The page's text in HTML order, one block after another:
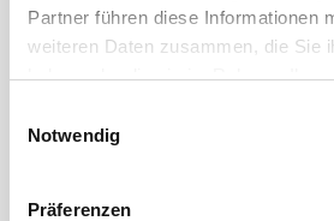
Partner führen diese Informationen
weiteren Daten zusammen, die Sie
haben oder die sie im Rahmen
Notwendig
Präferenzen
Juli 2020
Juni 2020